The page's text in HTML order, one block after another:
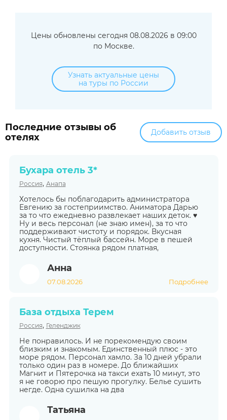
Цены обновлены сегодня 08.08.2026 в 09:00
по Москве.
Узнать актуальные цены
на туры по России
Последние отзывы об
отелях
Добавить отзыв
Бухара отель 3*
Россия, Анапа
Хотелось бы поблагодарить администратора
Евгению за гостеприимство. Аниматора Дарью
за то что ежедневно развлекает наших деток. ♥️
Ну и весь персонал (не знаю имен), за то что
поддерживают чистоту и порядок. Вкусная
кухня. Чистый тёплый бассейн. Море в пешей
доступности. Стоянка рядом платная,
Анна
07.08.2026 Подробнее
База отдыха Терем
Россия, Геленджик
Не понравилось. И не порекомендую своим
близким и знакомым. Единственный плюс - это
море рядом. Персонал хамло. За 10 дней убрали
только один раз в номере. До ближайших
Магнит и Пятерочка на такси ехать 10 минут, это
я не говорю про пешую прогулку. Белье сушить
негде. Одна сушилка на два
Татьяна